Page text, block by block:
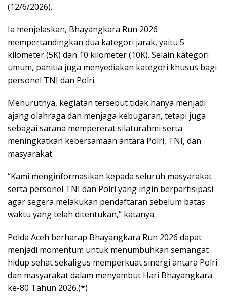
(12/6/2026).
Ia menjelaskan, Bhayangkara Run 2026
mempertandingkan dua kategori jarak, yaitu 5
kilometer (5K) dan 10 kilometer (10K). Selain kategori
umum, panitia juga menyediakan kategori khusus bagi
personel TNI dan Polri.
Menurutnya, kegiatan tersebut tidak hanya menjadi
ajang olahraga dan menjaga kebugaran, tetapi juga
sebagai sarana mempererat silaturahmi serta
meningkatkan kebersamaan antara Polri, TNI, dan
masyarakat.
“Kami menginformasikan kepada seluruh masyarakat
serta personel TNI dan Polri yang ingin berpartisipasi
agar segera melakukan pendaftaran sebelum batas
waktu yang telah ditentukan,” katanya.
Polda Aceh berharap Bhayangkara Run 2026 dapat
menjadi momentum untuk menumbuhkan semangat
hidup sehat sekaligus memperkuat sinergi antara Polri
dan masyarakat dalam menyambut Hari Bhayangkara
ke-80 Tahun 2026.(*)